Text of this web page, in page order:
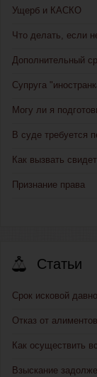
Ущерб и КАСКО
Что делать, если
Дополнительный
Супруга
Могу ли я
В суде требуется
Как вызвать
Признание права
Статьи
Срок исковой
Отказ от алиментов
Как осуществить
Взыскание